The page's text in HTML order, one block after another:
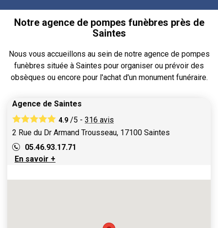
Notre agence de pompes funèbres près de
Saintes
Nous vous accueillons au sein de notre agence de pompes
funèbres située à Saintes pour organiser ou prévoir des
obsèques ou encore pour l'achat d'un monument funéraire.
Agence de Saintes
4.9 /5 - 316 avis
2 Rue du Dr Armand Trousseau, 17100 Saintes
05.46.93.17.71
En savoir +